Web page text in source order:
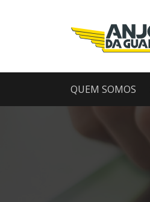
QUEM SOMOS